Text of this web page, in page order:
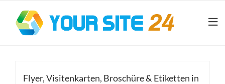
Flyer, Visitenkarten, Broschüre & Etiketten in